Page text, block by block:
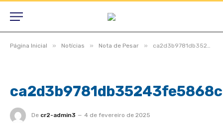
Página Inicial » Notícias » Nota de Pesar » ca2d3b9781db35243fe5868c79aba4c0_L
De cr2-admin3 4 de fevereiro de 2025